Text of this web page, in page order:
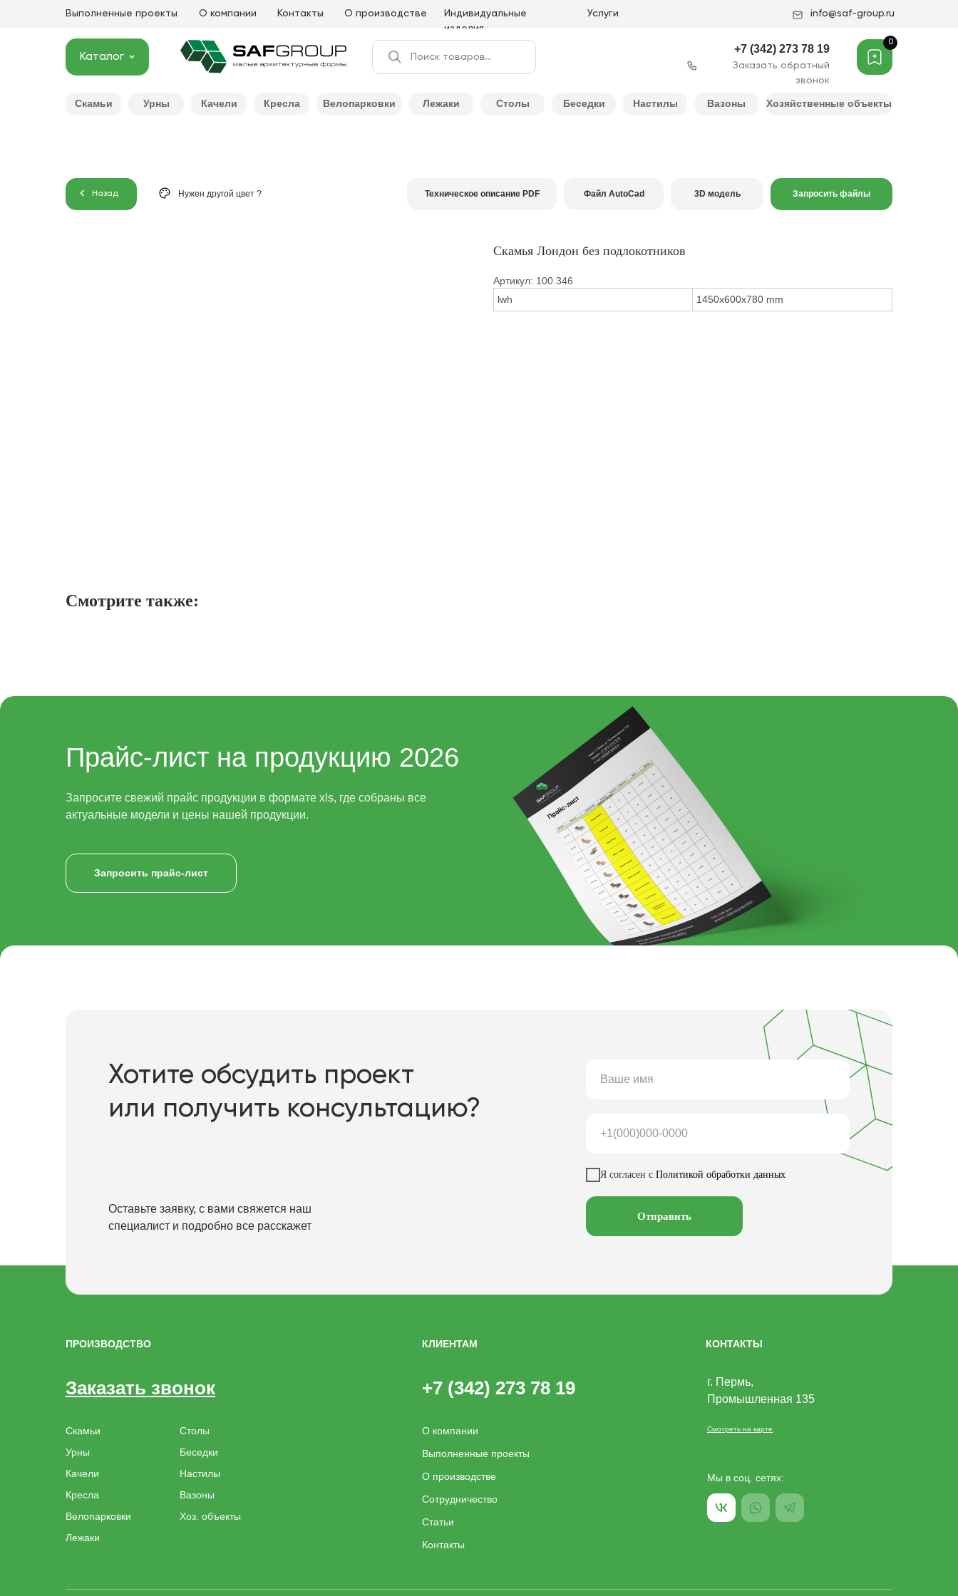
Выполненные проекты О компании Контакты О производстве
Индивидуальные
изделия
Услуги info@saf-group.ru
Заказать обратный
звонок
Каталог Поиск товаров...
+7 (342) 273 78 19
0
Скамьи Урны Качели Кресла Велопарковки Лежаки Столы Беседки Настилы Вазоны Хозяйственные объекты
Назад Запросить файлы
3D модель
Файл AutoCad
Техническое описание PDF
Нужен другой цвет ?
Скамья Лондон без подлокотников
Артикул: 100.346
lwh
1450x600x780 mm
Смотрите также:
Прайс-лист на продукцию 2026
Запросите свежий прайс продукции в формате xls, где собраны все
актуальные модели и цены нашей продукции.
Запросить прайс-лист
Хотите обсудить проект
или получить консультацию?
Оставьте заявку, с вами свяжется наш
специалист и подробно все расскажет
Я согласен с Политикой обработки данных
Отправить
КЛИЕНТАМ КОНТАКТЫ
+7 (342) 273 78 19
О компании
Выполненные проекты
О производстве
Сотрудничество
Статьи
Контакты
г. Пермь,
Промышленная 135
Мы в соц. сетях:
Смотреть на карте
ПРОИЗВОДСТВО
Скамьи
Урны
Качели
Кресла
Велопарковки
Лежаки
Заказать звонок
Столы
Беседки
Настилы
Вазоны
Хоз. объекты